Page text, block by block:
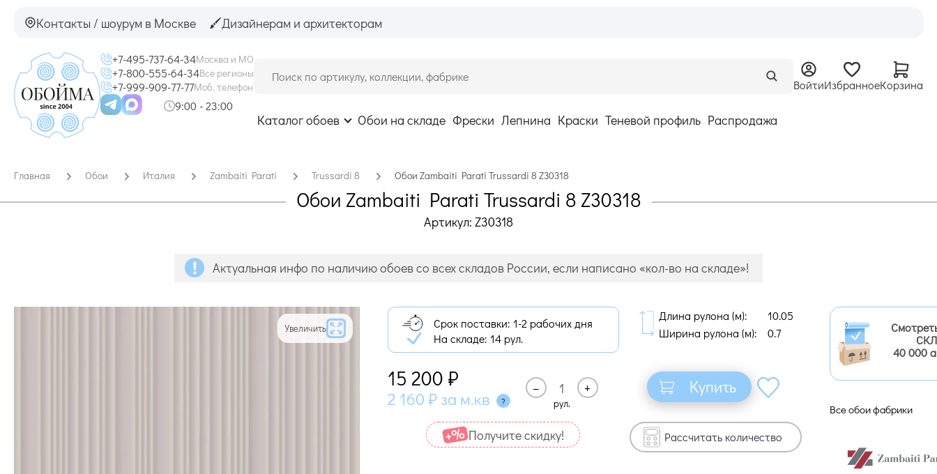
Контакты / шоурум в Москве Дизайнерам и архитекторам
+7-495-737-64-34Москва и МО
+7-800-555-64-34Все регионы
+7-999-909-77-77Моб. телефон
9:00 - 23:00
ВойтиИзбранноеКорзина
Каталог обоев Обои на складе Фрески Лепнина Краски Теневой профиль Распродажа
Главная Обои Италия Zambaiti Parati Trussardi 8 Обои Zambaiti Parati Trussardi 8 Z30318
Обои Zambaiti Parati Trussardi 8 Z30318
Артикул: Z30318
Актуальная инфо по наличию обоев со всех складов России, если написано «кол-во на складе»!
Увеличить
Срок поставки: 1-2 рабочих дня
На складе: 14 рул.
Длина рулона (м):
10.05
Ширина рулона (м):
0.7
15 200 ₽
2 160 ₽ за м.кв
–
рул.
+ Купить
Получите cкидку! Рассчитать количество
40 000
Все обои фабрики